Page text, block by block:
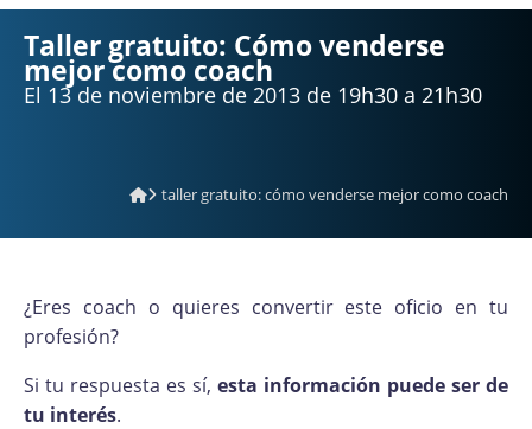
Taller gratuito: Cómo venderse
mejor como coach
El 13 de noviembre de 2013 de 19h30 a 21h30
taller gratuito: cómo venderse mejor como coach
¿Eres coach o quieres convertir este oficio en tu
profesión?
Si tu respuesta es sí, esta información puede ser de
tu interés.